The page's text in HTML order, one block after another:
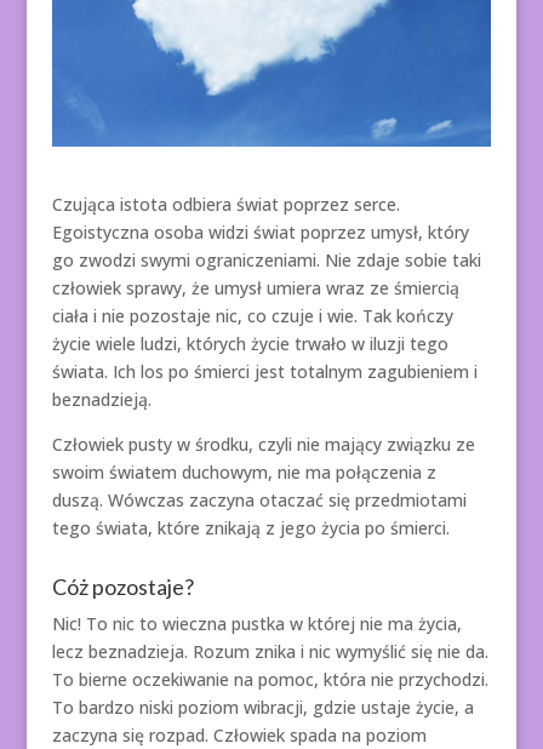
Czująca istota odbiera świat poprzez serce.
Egoistyczna osoba widzi świat poprzez umysł, który
go zwodzi swymi ograniczeniami. Nie zdaje sobie taki
człowiek sprawy, że umysł umiera wraz ze śmiercią
ciała i nie pozostaje nic, co czuje i wie. Tak kończy
życie wiele ludzi, których życie trwało w iluzji tego
świata. Ich los po śmierci jest totalnym zagubieniem i
beznadzieją.
Człowiek pusty w środku, czyli nie mający związku ze
swoim światem duchowym, nie ma połączenia z
duszą. Wówczas zaczyna otaczać się przedmiotami
tego świata, które znikają z jego życia po śmierci.
Cóż pozostaje?
Nic! To nic to wieczna pustka w której nie ma życia,
lecz beznadzieja. Rozum znika i nic wymyślić się nie da.
To bierne oczekiwanie na pomoc, która nie przychodzi.
To bardzo niski poziom wibracji, gdzie ustaje życie, a
zaczyna się rozpad. Człowiek spada na poziom